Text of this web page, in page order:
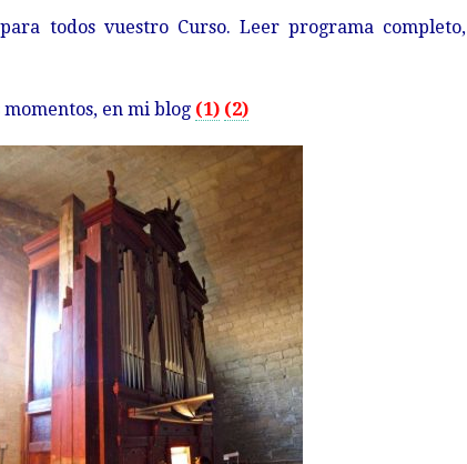
todos vuestro Curso. Leer programa completo,
en mi blog (1) (2)